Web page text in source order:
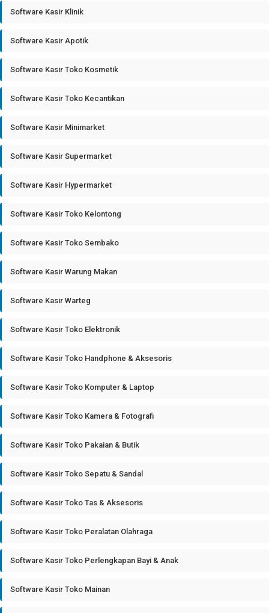
Software Kasir Klinik
Software Kasir Apotik
Software Kasir Toko Kosmetik
Software Kasir Toko Kecantikan
Software Kasir Minimarket
Software Kasir Supermarket
Software Kasir Hypermarket
Software Kasir Toko Kelontong
Software Kasir Toko Sembako
Software Kasir Warung Makan
Software Kasir Warteg
Software Kasir Toko Elektronik
Software Kasir Toko Handphone & Aksesoris
Software Kasir Toko Komputer & Laptop
Software Kasir Toko Kamera & Fotografi
Software Kasir Toko Pakaian & Butik
Software Kasir Toko Sepatu & Sandal
Software Kasir Toko Tas & Aksesoris
Software Kasir Toko Peralatan Olahraga
Software Kasir Toko Perlengkapan Bayi & Anak
Software Kasir Toko Mainan